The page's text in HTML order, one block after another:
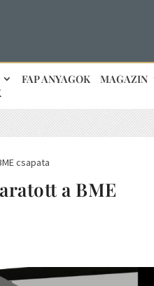
FAP ANYAGOK
MAGAZIN
csapata
a BME